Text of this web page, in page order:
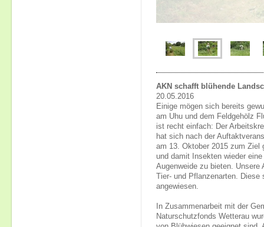
AKN schafft blühende
20.05.2016
Einige mögen sich bereits
am Uhu und dem Feldgehölz
ist recht einfach: Der
hat sich nach der
am 13. Oktober 2015 zum Ziel
und damit Insekten wieder
Augenweide zu bieten. Unsere
Tier- und Pflanzenarten.
angewiesen.
In Zusammenarbeit mit der
Naturschutzfonds Wetterau